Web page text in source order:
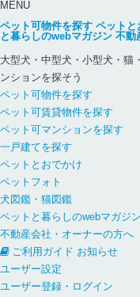
MENU
ペット可物件を探す ペットと
と暮らしのwebマガジン 不動
大型犬・中型犬・小型犬・猫
ンションを探そう
ペット可物件を探す
ペット可賃貸物件を探す
ペット可マンションを探す
一戸建てを探す
ペットとおでかけ
ペットフォト
犬図鑑・猫図鑑
ペットと暮らしのwebマガジン
不動産会社・オーナーの方へ
ご利用ガイド お知らせ
ユーザー設定
ユーザー登録・ログイン